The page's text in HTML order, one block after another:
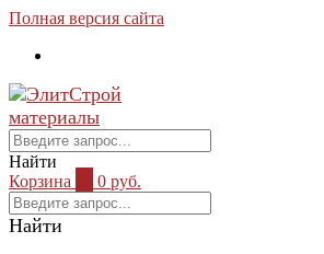
Полная версия сайта
Найти
Корзина
0 руб.
Найти